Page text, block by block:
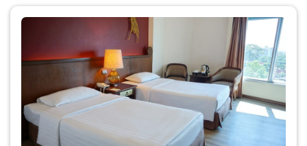
מוסיפים טרסות. מחלקם נשקף נוף של ההריסות. ארוחת בוקר
ואופניים מושאלים זמינים ללא תשלום. מתקנים אחרים כוללים
בריכה חיצונית, בית קפה ופטיו עם מקומות ישיבה.